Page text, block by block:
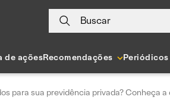
Buscar
de açõesRecomendações Periódicos
para sua previdência privada? Conheça